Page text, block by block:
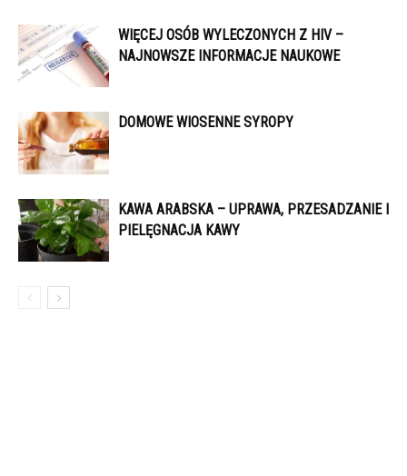
WIĘCEJ OSÓB WYLECZONYCH Z HIV –
NAJNOWSZE INFORMACJE NAUKOWE
DOMOWE WIOSENNE SYROPY
KAWA ARABSKA – UPRAWA, PRZESADZANIE I
PIELĘGNACJA KAWY